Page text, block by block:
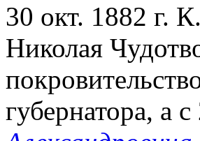
30 окт. 1882 г.
Николая
губернатора, а